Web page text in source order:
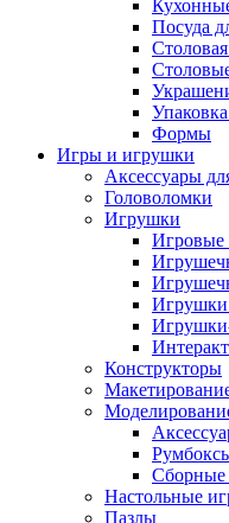
Посуда
Формы
Игры и игрушки
Аксессуары
Головоломки
Игрушки
Игровые
Игрушки
Конструкторы
Сборные
Настольные
Пазлы